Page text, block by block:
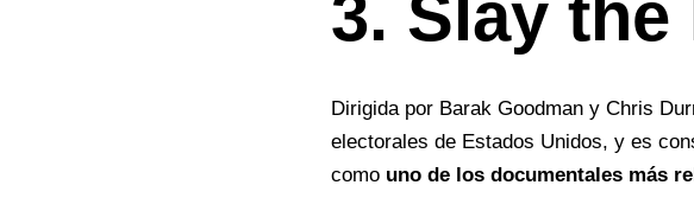
3. Slay the
Dirigida por Barak Goodman y Chris
electorales de Estados Unidos, y es
como uno de los documentales más